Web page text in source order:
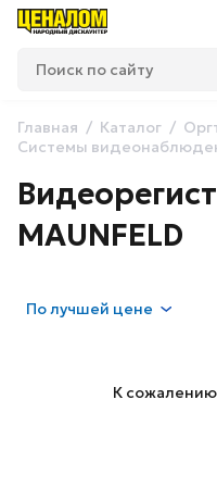
Главная Каталог
Системы
MAUNFELD
Получшей цене
К